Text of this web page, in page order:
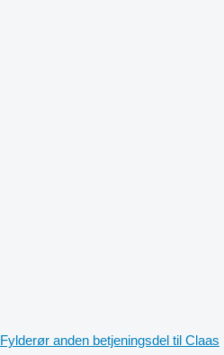
Fylderør anden betjeningsdel til Claas